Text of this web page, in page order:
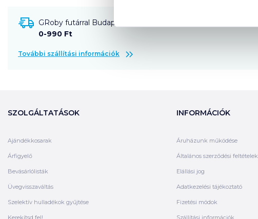
GRoby futárral Budapestre és környékére szállítható
0-990 Ft
További szállítási információk
SZOLGÁLTATÁSOK
Ajándékkosarak
Árfigyelő
Bevásárlólisták
Üvegvisszaváltás
Szelektív hulladékok gyűjtése
Kerekítsd fel!
INFORMÁCIÓK
Áruházunk működése
Általános szerződési feltételek
Elállási jog
Adatkezelési tájékoztató
Fizetési módok
Szállítási információk